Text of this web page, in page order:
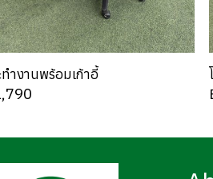
ทำงานพร้อมเก้าอี้